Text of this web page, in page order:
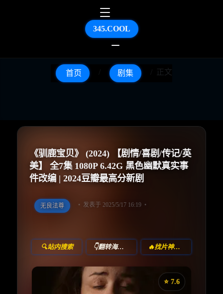
345.COOL
首页 剧集 正文
《驯鹿宝贝》 (2024) 【剧情/喜剧/传记/英
美】 全7集 1080P 6.42G 黑色幽默真实事
件改编 | 2024豆瓣最高分新剧
无良法尊 发表于 2025/5/17 16:19
🔍站内搜索 👇翻转海报！ 🔥找片神器🔥
⭐️ 7.6
《驯鹿宝贝》
⭐
收藏